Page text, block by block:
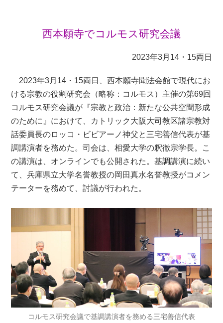
西本願寺でコルモス研究会議
2023年3月14・15両日
2023年3月14・15両日、西本願寺聞法会館で現代にお
ける宗教の役割研究会（略称：コルモス）主催の第69回
コルモス研究会議が『宗教と政治：新たな公共空間形成
のために』におけて、カトリック大阪大司教区諸宗教対
話委員長のロッコ・ビビアーノ神父と三宅善信代表が基
調講演者を務めた。司会は、相愛大学の釈徹宗学長。こ
の講演は、オンラインでも公開された。基調講演に続い
て、兵庫県立大学名誉教授の岡田真水名誉教授がコメン
テーターを務めて、討議が行われた。
コルモス研究会議で基調講演者を務める三宅善信代表